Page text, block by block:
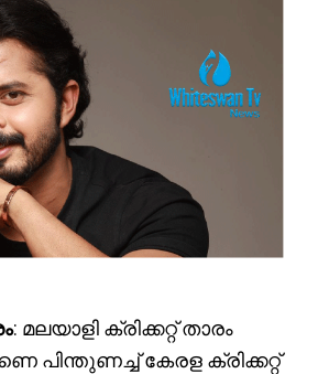
: മലയാളി ക്രിക്കറ്റ് താരം
കേരള ക്രിക്കറ്റ്